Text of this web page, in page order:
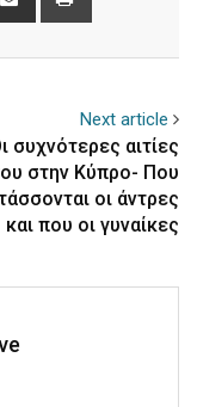
Next article
συχνότερες αιτίες
στην Κύπρο- Που
οι άντρες
και που οι γυναίκες